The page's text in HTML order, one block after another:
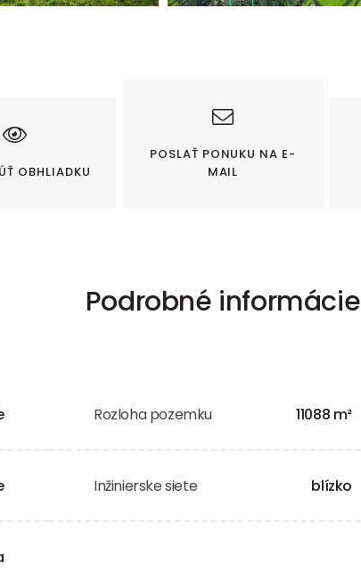
OBHLIADKU
POSLAŤ PONUKU NA E-
MAIL
Podrobné informácie
Rozloha pozemku 11088 m²
Inžinierske siete blízko